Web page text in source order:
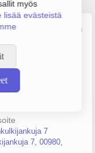
myös
lisää evästeistä
YTJ, PRH, Traficom
7
7, 00980,